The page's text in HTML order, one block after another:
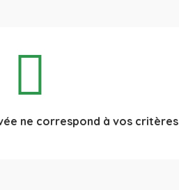
ne correspond à vos critères